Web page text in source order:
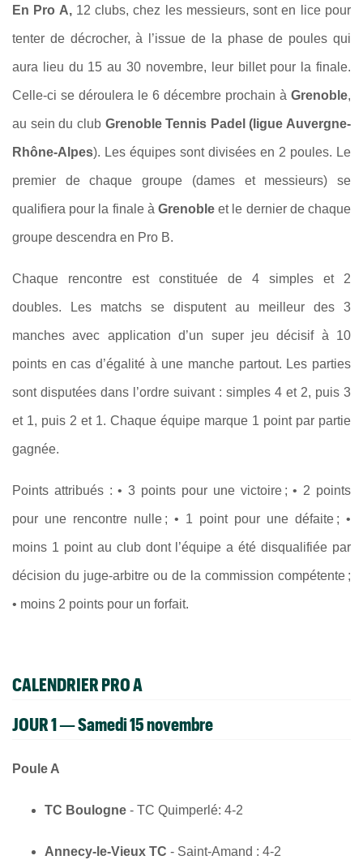
En Pro A,12 clubs, chez les messieurs, sont en lice pour
tenter de décrocher, à l’issue de la phase de poules qui
aura lieu du 15 au 30 novembre, leur billet pour la finale.
Celle-ci se déroulera le 6 décembre prochain à Grenoble,
au sein du club Grenoble Tennis Padel (ligue Auvergne-
Rhône-Alpes). Les équipes sont divisées en 2 poules. Le
premier de chaque groupe (dames et messieurs) se
qualifiera pour la finale à Grenobleet le dernier de chaque
groupe descendra en Pro B.
Chaque rencontre est constituée de 4 simples et 2
doubles. Les matchs se disputent au meilleur des 3
manches avec application d’un super jeu décisif à 10
points en cas d’égalité à une manche partout. Les parties
sont disputées dans l’ordre suivant : simples 4 et 2, puis 3
et 1, puis 2 et 1. Chaque équipe marque 1 point par partie
gagnée.
Points attribués : • 3 points pour une victoire ; • 2 points
pour une rencontre nulle ; • 1 point pour une défaite ; •
moins 1 point au club dont l’équipe a été disqualifiée par
décision du juge-arbitre ou de la commission compétente ;
• moins 2 points pour un forfait.
CALENDRIER PRO A
JOUR 1 — Samedi 15 novembre
Poule A
TC Boulogne - TC Quimperlé: 4-2
Annecy-le-Vieux TC - Saint-Amand : 4-2